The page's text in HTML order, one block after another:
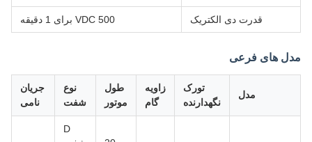
قدرت دی الکتریک 500 VDC برای 1 دقیقه
مدل های فرعی
مدل
تورک
نگهدارنده
زاویه
گام
طول
موتور
نوع
شفت
جریان
نامی
D